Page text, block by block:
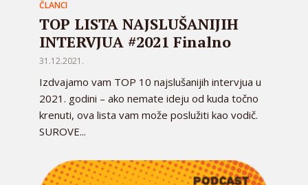
ČLANCI
TOP LISTA NAJSLUŠANIJIH
INTERVJUA #2021 Finalno
31.12.2021.
Izdvajamo vam TOP 10 najslušanijih intervjua u
2021. godini – ako nemate ideju od kuda točno
krenuti, ova lista vam može poslužiti kao vodič.
SUROVE...